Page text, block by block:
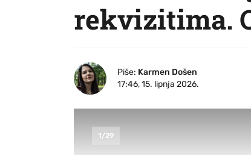
rekvizitima.
Piše: Karmen Došen
17:46, 15. lipnja 2026.
1/29